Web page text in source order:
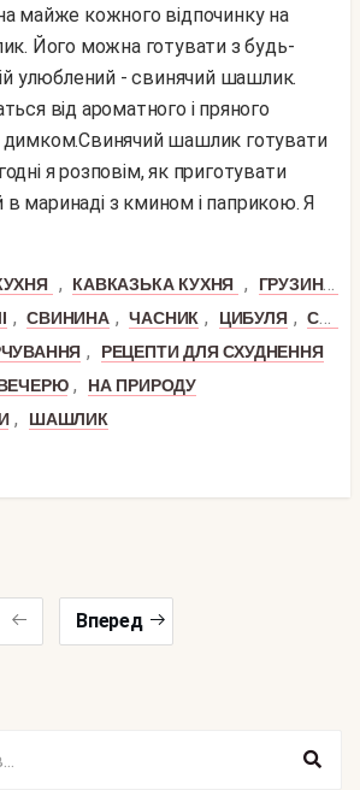
Його можна готувати з будь-
улюблений - свинячий шашлик.
від ароматного і пряного
шашлик готувати
я розповім, як приготувати
маринаді з кмином і паприкою. Я
, КАВКАЗЬКА КУХНЯ ,
ГРУЗИНСЬКА КУХНЯ
, СВИНИНА , ЧАСНИК , ЦИБУЛЯ , СВИНЯЧА КОРЕЙКА
,
РЕЦЕПТИ ДЛЯ СХУДНЕННЯ
,
НА ПРИРОДУ
, ШАШЛИК
Вперед